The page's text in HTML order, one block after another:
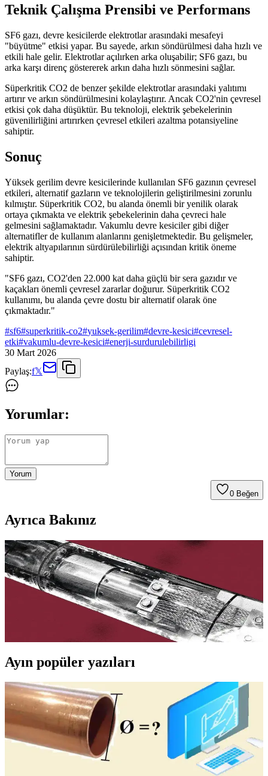
Teknik Çalışma Prensibi ve Performans
SF6 gazı, devre kesicilerde elektrotlar arasındaki mesafeyi
"büyütme" etkisi yapar. Bu sayede, arkın söndürülmesi daha hızlı ve
etkili hale gelir. Elektrotlar açılırken arka oluşabilir; SF6 gazı, bu
arka karşı direnç göstererek arkın daha hızlı sönmesini sağlar.
Süperkritik CO2 de benzer şekilde elektrotlar arasındaki yalıtımı
artırır ve arkın söndürülmesini kolaylaştırır. Ancak CO2'nin çevresel
etkisi çok daha düşüktür. Bu teknoloji, elektrik şebekelerinin
güvenilirliğini artırırken çevresel etkileri azaltma potansiyeline
sahiptir.
Sonuç
Yüksek gerilim devre kesicilerinde kullanılan SF6 gazının çevresel
etkileri, alternatif gazların ve teknolojilerin geliştirilmesini zorunlu
kılmıştır. Süperkritik CO2, bu alanda önemli bir yenilik olarak
ortaya çıkmakta ve elektrik şebekelerinin daha çevreci hale
gelmesini sağlamaktadır. Vakumlu devre kesiciler gibi diğer
alternatifler de kullanım alanlarını genişletmektedir. Bu gelişmeler,
elektrik altyapılarının sürdürülebilirliği açısından kritik öneme
sahiptir.
"SF6 gazı, CO2'den 22.000 kat daha güçlü bir sera gazıdır ve
kaçakları önemli çevresel zararlar doğurur. Süperkritik CO2
kullanımı, bu alanda çevre dostu bir alternatif olarak öne
çıkmaktadır."
#sf6#superkritik-co2#yuksek-gerilim#devre-kesici#cevresel-
etki#vakumlu-devre-kesici#enerji-surdurulebilirligi
30 Mart 2026
Paylaş:f𝕏
Yorumlar:
Yorum
0 Beğen
Ayrıca Bakınız
Süperkritik CO2 Devre Kesiciler: SF6 Alternatifi ve
Elektrik Şebekelerinde Çevresel Etkiler
Yüksek gerilim devre kesicilerinde kullanılan SF6 gazının çevresel
etkileri ciddi sorunlar yaratırken, süperkritik CO2 teknolojisi bu
alanda çevreci ve etkili bir alternatif sunuyor. Bu teknoloji, elektrik
şebekelerinin sürdürülebilirliğini artırıyor.
Ayın popüler yazıları